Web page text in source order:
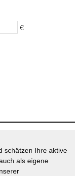
€
schätzen Ihre aktive
als eigene